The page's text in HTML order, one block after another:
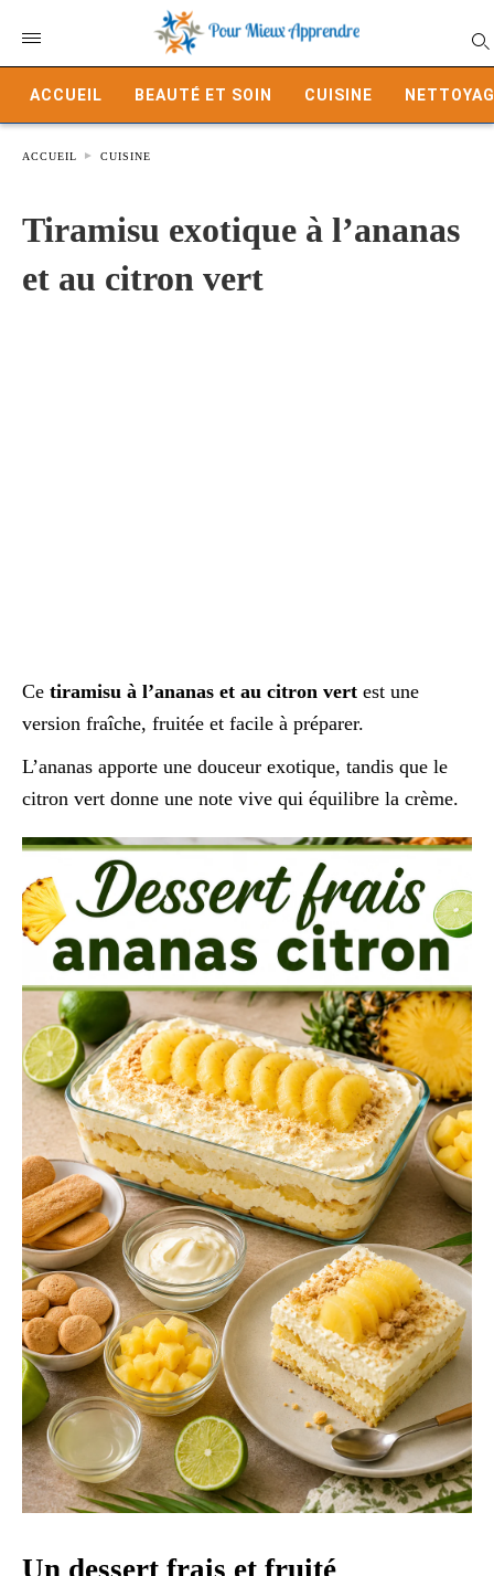
ACCUEIL BEAUTÉ ET SOIN CUISINE
ACCUEIL CUISINE
Tiramisu exotique à l’ananas
et au citron vert
Ce tiramisu à l’ananas et au citron vert est une
version fraîche, fruitée et facile à préparer.
L’ananas apporte une douceur exotique, tandis que le
citron vert donne une note vive qui équilibre la crème.
Un dessert frais et fruité